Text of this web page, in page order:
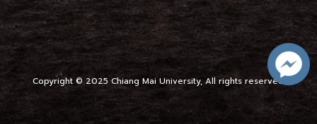
Copyright © 2025 Chiang Mai University, All rights reserved.